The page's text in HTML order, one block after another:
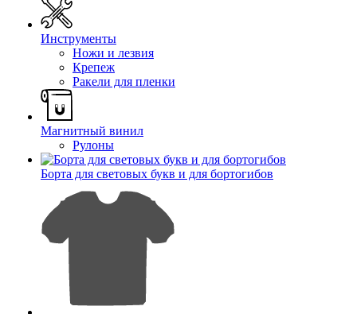
Инструменты
Ножи и лезвия
Крепеж
Ракели для пленки
Магнитный винил
Рулоны
Борта для световых букв и для бортогибов